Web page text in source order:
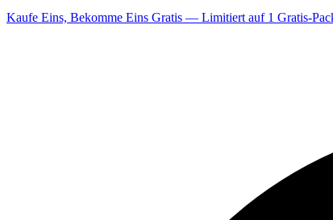
Kaufe Eins, Bekomme Eins Gratis — Limitiert auf 1 Gratis-